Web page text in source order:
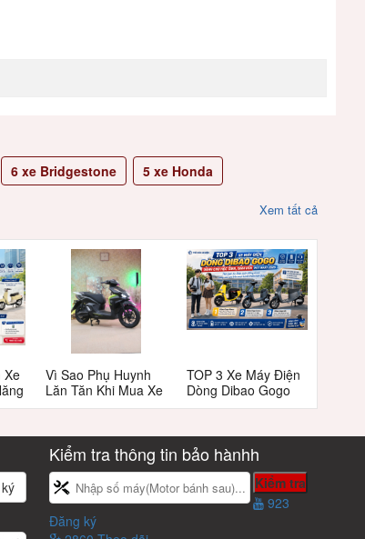
6xe Bridgestone 5xe Honda
Xem tất cả
Xe
Vì Sao Phụ Huynh
Lăn Tăn Khi Mua Xe
Máy Điện Tailg T72
3?
TOP 3 Xe Máy Điện
Dòng Dibao Gogo
Dành Cho Học Sinh,
2026
Kiểm tra thông tin bảo hànhh
923
Đăng ký